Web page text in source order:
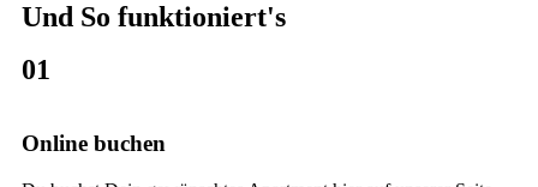
Und So funktioniert's
01
Online buchen